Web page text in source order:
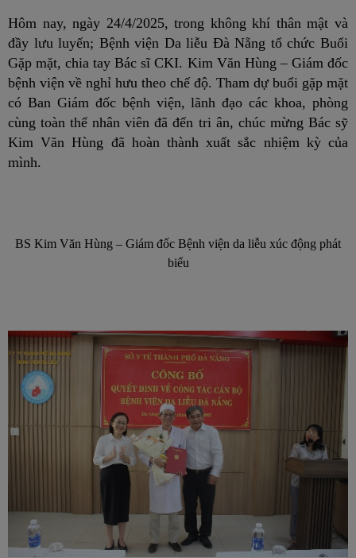
Hôm nay, ngày 24/4/2025, trong không khí thân mật và
đầy lưu luyến; Bệnh viện Da liễu Đà Nẵng tổ chức Buổi
Gặp mặt, chia tay Bác sĩ CKI. Kim Văn Hùng – Giám đốc
bệnh viện về nghỉ hưu theo chế độ. Tham dự buổi gặp mặt
có Ban Giám đốc bệnh viện, lãnh đạo các khoa, phòng
cùng toàn thể nhân viên đã đến tri ân, chúc mừng Bác sỹ
Kim Văn Hùng đã hoàn thành xuất sắc nhiệm kỳ của
mình.
BS Kim Văn Hùng – Giám đốc Bệnh viện da liễu xúc động phát
biểu